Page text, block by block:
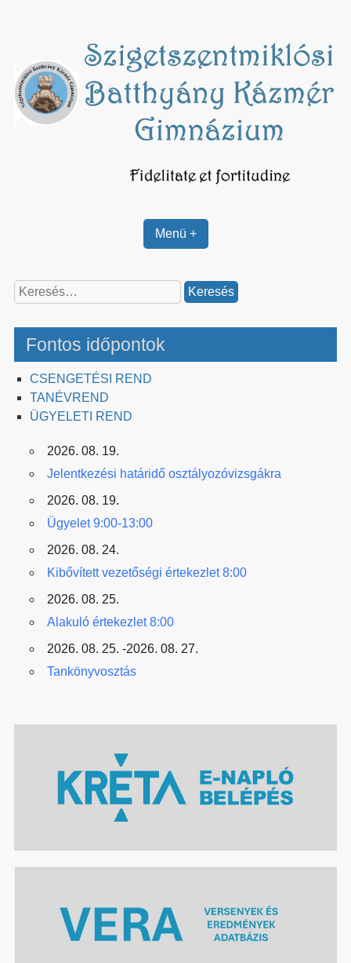
Menü +
Keresés:
Fontos időpontok
CSENGETÉSI REND
TANÉVREND
ÜGYELETI REND
2026. 08. 19.
Jelentkezési határidő osztályozóvizsgákra
2026. 08. 19.
Ügyelet 9:00-13:00
2026. 08. 24.
Kibővített vezetőségi értekezlet 8:00
2026. 08. 25.
Alakuló értekezlet 8:00
2026. 08. 25. -2026. 08. 27.
Tankönyvosztás